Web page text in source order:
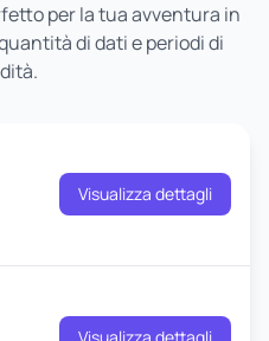
per la tua avventura in
di dati e periodi di
Visualizza dettagli